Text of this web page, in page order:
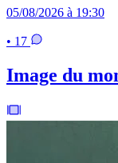
05/08/2026 à 19:30
• 17
Image du